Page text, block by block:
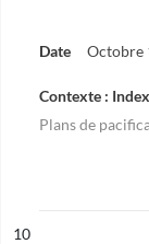
Date Octobre
Contexte :
Plans de
n°
10